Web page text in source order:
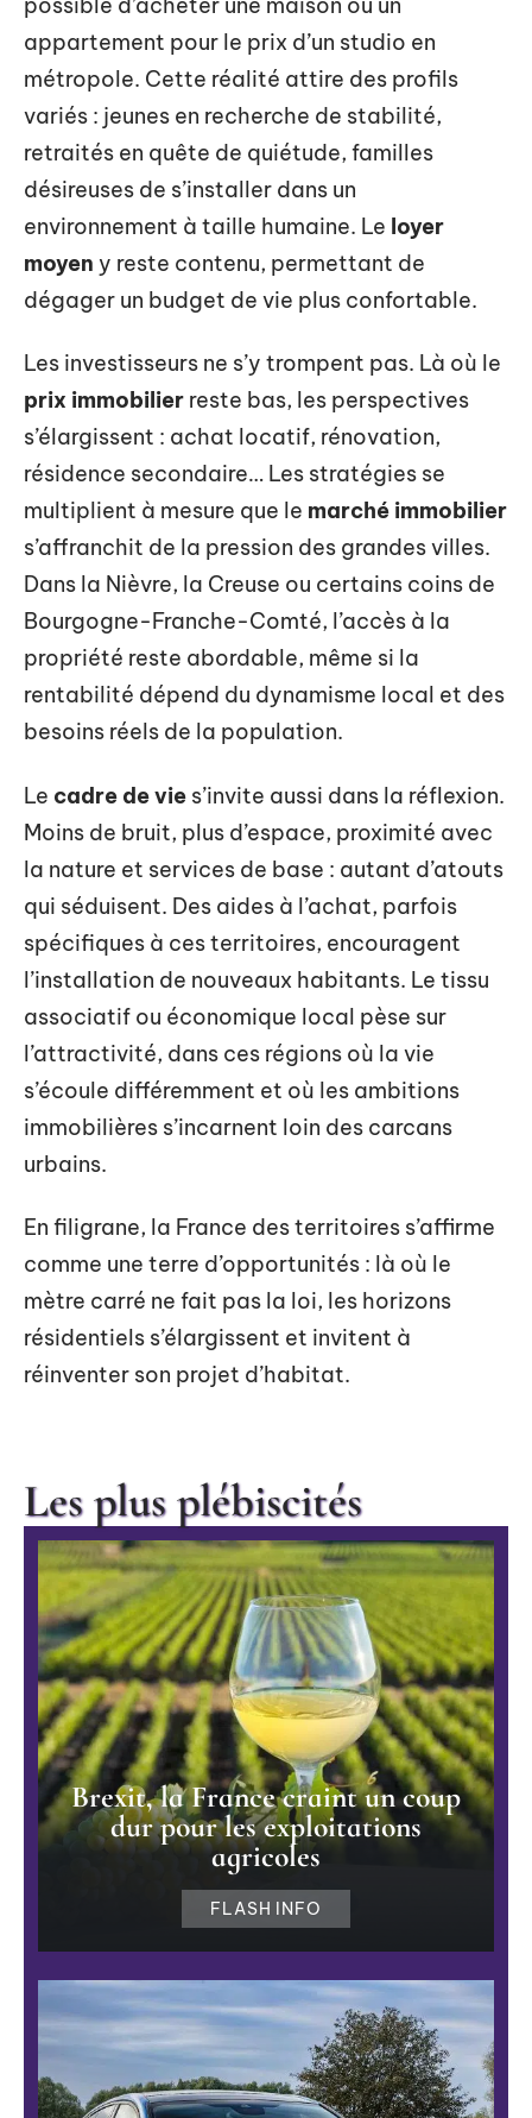
appartement pour le prix d’un studio en
métropole. Cette réalité attire des profils
variés : jeunes en recherche de stabilité,
retraités en quête de quiétude, familles
désireuses de s’installer dans un
environnement à taille humaine. Le loyer
moyen y reste contenu, permettant de
dégager un budget de vie plus confortable.
Les investisseurs ne s’y trompent pas. Là où le
prix immobilier reste bas, les perspectives
s’élargissent : achat locatif, rénovation,
résidence secondaire… Les stratégies se
multiplient à mesure que le marché immobilier
s’affranchit de la pression des grandes villes.
Dans la Nièvre, la Creuse ou certains coins de
Bourgogne-Franche-Comté, l’accès à la
propriété reste abordable, même si la
rentabilité dépend du dynamisme local et des
besoins réels de la population.
Le cadre de vie s’invite aussi dans la réflexion.
Moins de bruit, plus d’espace, proximité avec
la nature et services de base : autant d’atouts
qui séduisent. Des aides à l’achat, parfois
spécifiques à ces territoires, encouragent
l’installation de nouveaux habitants. Le tissu
associatif ou économique local pèse sur
l’attractivité, dans ces régions où la vie
s’écoule différemment et où les ambitions
immobilières s’incarnent loin des carcans
urbains.
En filigrane, la France des territoires s’affirme
comme une terre d’opportunités : là où le
mètre carré ne fait pas la loi, les horizons
résidentiels s’élargissent et invitent à
réinventer son projet d’habitat.
Les plus plébiscités
Brexit, la France craint un coup
dur pour les exploitations
agricoles
FLASH INFO